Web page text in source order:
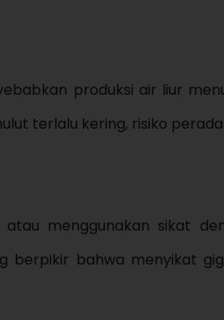
produksi air liur
terlalu kering, risiko
menggunakan sikat
berpikir bahwa menyikat